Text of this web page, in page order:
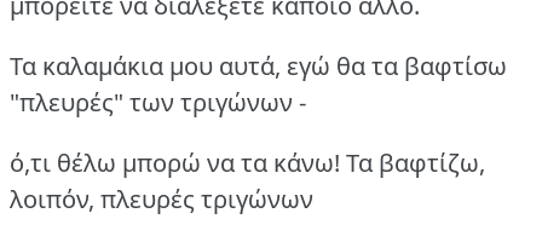
Τα καλαμάκια μου αυτά, εγώ θα τα βαφτίσω
"πλευρές" των τριγώνων -
ό,τι θέλω μπορώ να τα κάνω! Τα βαφτίζω,
λοιπόν, πλευρές τριγώνων